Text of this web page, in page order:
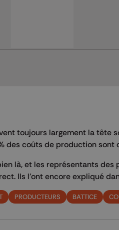
Whatsapp
toujours largement la tête
des coûts de production sont
là, et les représentants
Ils l’ont encore expliqué
PRODUCTEURS BATTICE